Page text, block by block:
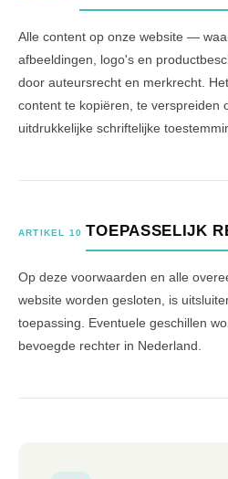
Alle content op onze website —
afbeeldingen, logo's en
door auteursrecht en merkrecht.
content te kopiëren, te verspreiden
uitdrukkelijke schriftelijke
ARTIKEL 10 TOEPASSELIJK
Op deze voorwaarden en alle
website worden gesloten, is
toepassing. Eventuele geschillen
bevoegde rechter in Nederland.